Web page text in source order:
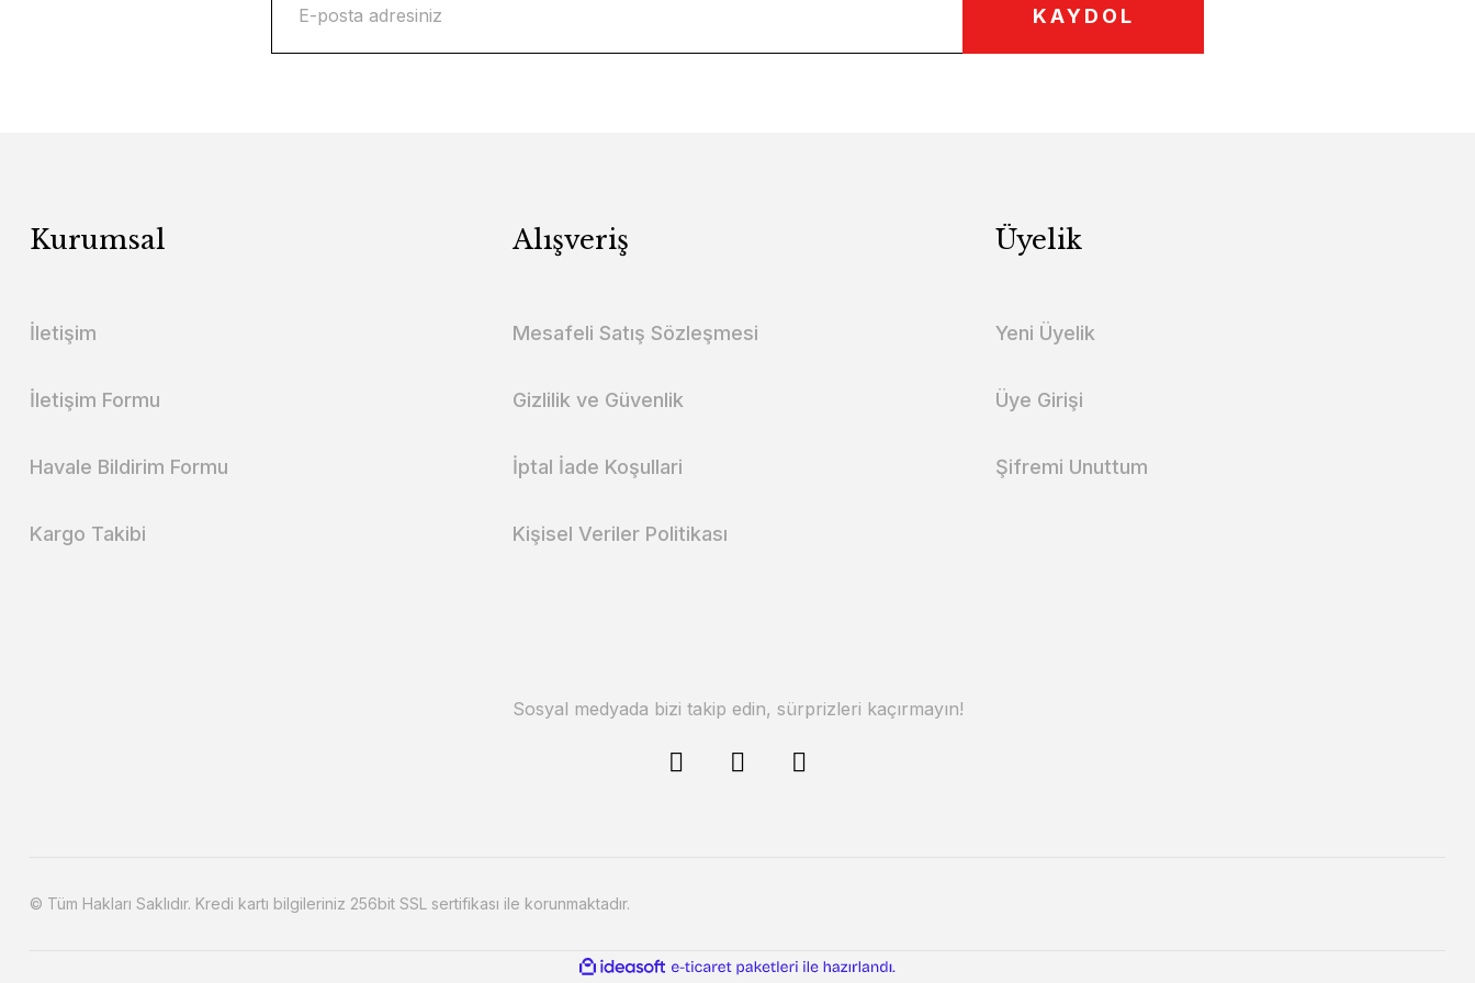
KAYDOL
Kurumsal
İletişim
İletişim Formu
Havale Bildirim Formu
Kargo Takibi
Alışveriş
Mesafeli Satış Sözleşmesi
Gizlilik ve Güvenlik
İptal İade Koşullari
Kişisel Veriler Politikası
Üyelik
Yeni Üyelik
Üye Girişi
Şifremi Unuttum
Sosyal medyada bizi takip edin, sürprizleri kaçırmayın!
© Tüm Hakları Saklıdır. Kredi kartı bilgileriniz 256bit SSL sertifikası ile korunmaktadır.
ideasoft
e-